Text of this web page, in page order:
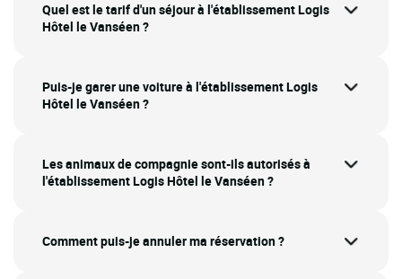
Quel est le tarif d'un séjour à l'établissement Logis
Hôtel le Vanséen ?
Puis-je garer une voiture à l'établissement Logis
Hôtel le Vanséen ?
Les animaux de compagnie sont-ils autorisés à
l'établissement Logis Hôtel le Vanséen ?
Comment puis-je annuler ma réservation ?